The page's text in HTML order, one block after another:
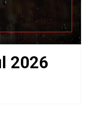
2026